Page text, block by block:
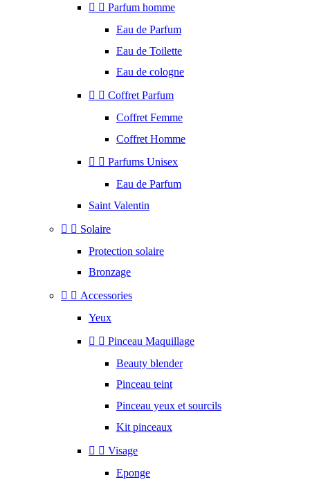
  Parfum homme
Eau de Parfum
Eau de Toilette
Eau de cologne
  Coffret Parfum
Coffret Femme
Coffret Homme
  Parfums Unisex
Eau de Parfum
Saint Valentin
  Solaire
Protection solaire
Bronzage
  Accessories
Yeux
  Pinceau Maquillage
Beauty blender
Pinceau teint
Pinceau yeux et sourcils
Kit pinceaux
  Visage
Eponge